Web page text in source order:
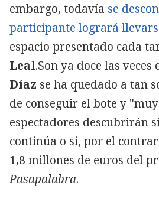
embargo, todavía se
participante logrará
espacio presentado cada
Leal.Son ya doce las veces
Díaz se ha quedado a tan
de conseguir el bote y
espectadores descubrirán
continúa o si, por el
1,8 millones de euros del
Pasapalabra.